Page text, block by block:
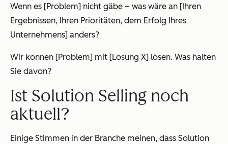
Wenn es [Problem] nicht gäbe – was wäre an [Ihren
Ergebnissen, Ihren Prioritäten, dem Erfolg Ihres
Unternehmens] anders?
Wir können [Problem] mit [Lösung X] lösen. Was halten
Sie davon?
Ist Solution Selling noch
aktuell?
Einige Stimmen in der Branche meinen, dass Solution